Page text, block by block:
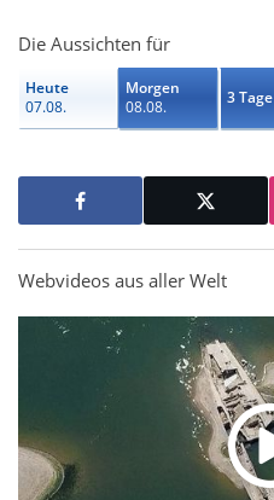
Die Aussichten für
Heute
07.08.
Morgen
08.08.
3 Tage
Webvideos aus aller Welt